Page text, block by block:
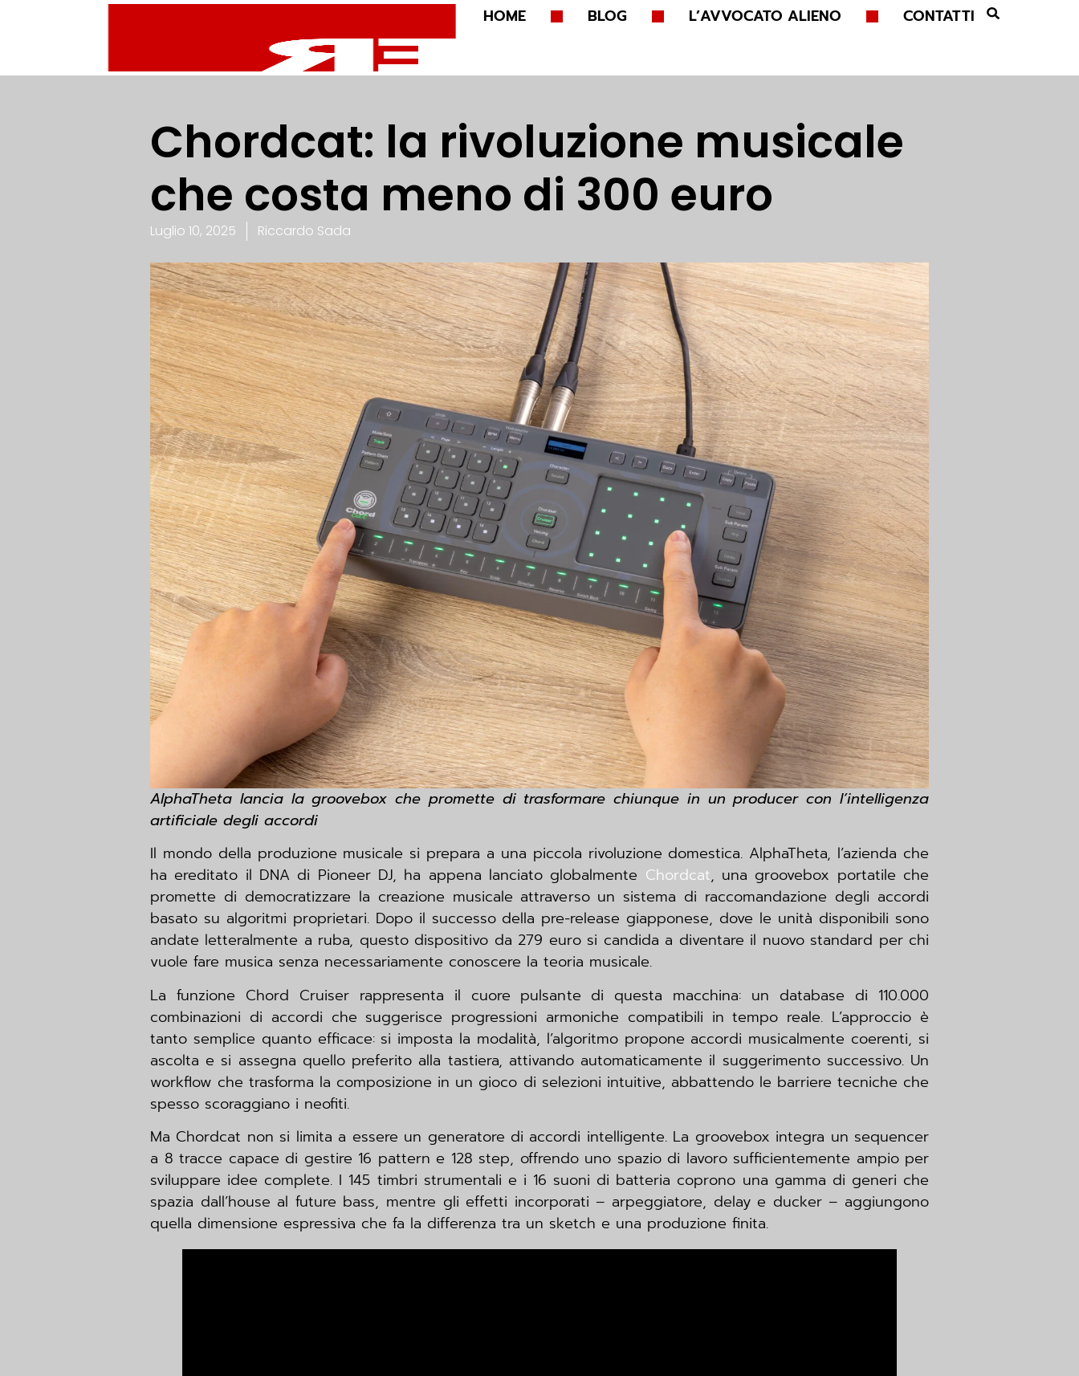
HOME BLOG L’AVVOCATO ALIENO CONTATTI
Chordcat: la rivoluzione musicale
che costa meno di 300 euro
Luglio 10, 2025 Riccardo Sada
AlphaTheta lancia la groovebox che promette di trasformare chiunque in un producer con l’intelligenza
artificiale degli accordi
Il mondo della produzione musicale si prepara a una piccola rivoluzione domestica. AlphaTheta, l’azienda che
ha ereditato il DNA di Pioneer DJ, ha appena lanciato globalmente Chordcat, una groovebox portatile che
promette di democratizzare la creazione musicale attraverso un sistema di raccomandazione degli accordi
basato su algoritmi proprietari. Dopo il successo della pre-release giapponese, dove le unità disponibili sono
andate letteralmente a ruba, questo dispositivo da 279 euro si candida a diventare il nuovo standard per chi
vuole fare musica senza necessariamente conoscere la teoria musicale.
La funzione Chord Cruiser rappresenta il cuore pulsante di questa macchina: un database di 110.000
combinazioni di accordi che suggerisce progressioni armoniche compatibili in tempo reale. L’approccio è
tanto semplice quanto efficace: si imposta la modalità, l’algoritmo propone accordi musicalmente coerenti, si
ascolta e si assegna quello preferito alla tastiera, attivando automaticamente il suggerimento successivo. Un
workflow che trasforma la composizione in un gioco di selezioni intuitive, abbattendo le barriere tecniche che
spesso scoraggiano i neofiti.
Ma Chordcat non si limita a essere un generatore di accordi intelligente. La groovebox integra un sequencer
a 8 tracce capace di gestire 16 pattern e 128 step, offrendo uno spazio di lavoro sufficientemente ampio per
sviluppare idee complete. I 145 timbri strumentali e i 16 suoni di batteria coprono una gamma di generi che
spazia dall’house al future bass, mentre gli effetti incorporati – arpeggiatore, delay e ducker – aggiungono
quella dimensione espressiva che fa la differenza tra un sketch e una produzione finita.